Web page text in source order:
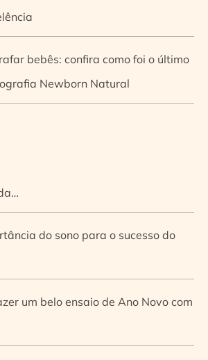
bebês: confira como foi o último
Newborn Natural
do sono para o sucesso do
um belo ensaio de Ano Novo com